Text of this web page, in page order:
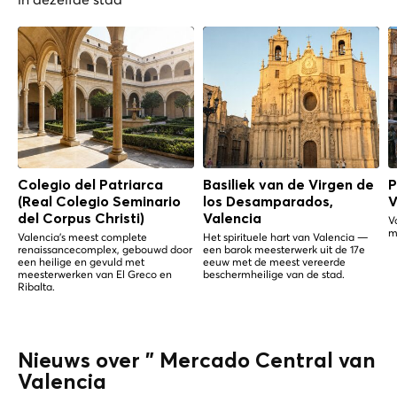
Colegio del Patriarca
(Real Colegio Seminario
del Corpus Christi)
Valencia's meest complete
renaissancecomplex, gebouwd door
een heilige en gevuld met
meesterwerken van El Greco en
Ribalta.
Basiliek van de Virgen de
los Desamparados,
Valencia
Het spirituele hart van Valencia —
een barok meesterwerk uit de 17e
eeuw met de meest vereerde
beschermheilige van de stad.
Nieuws over " Mercado Central van
Valencia